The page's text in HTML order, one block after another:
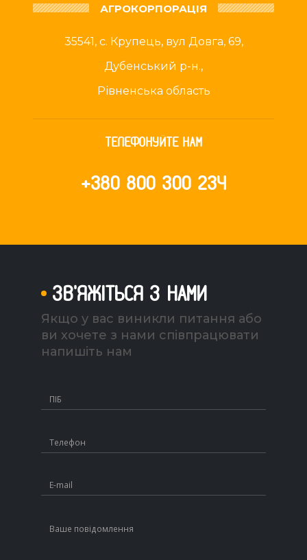
АГРОКОРПОРАЦІЯ
35541, с. Крупець, вул Довга, 69,
Дубенський р-н.,
Рівненська область
ТЕЛЕФОНУЙТЕ НАМ
+380 800 300 234
ЗВ'ЯЖІТЬСЯ З НАМИ
Якщо у вас виникли питання або
ви хочете з нами співпрацювати
напишіть нам